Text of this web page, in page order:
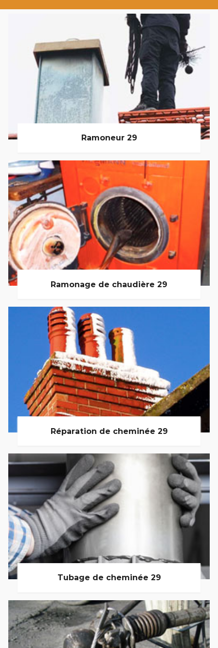
Ramoneur 29
Ramonage de chaudière 29
Réparation de cheminée 29
Tubage de cheminée 29